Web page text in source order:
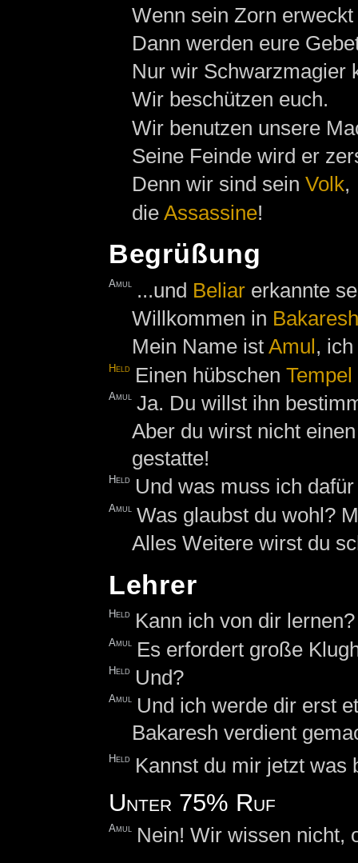
Wenn sein Zorn
Dann werden eure
Nur wir Schwarzmagier
Wir beschützen euch.
Wir benutzen unsere
Seine Feinde wird er
Denn wir sind sein Volk,
die Assassine!
Begrüßung
Amul ...und Beliar erkannte
Willkommen in Bakaresh
Mein Name ist Amul,
Held Einen hübschenTempel
Amul Ja. Du willst ihn
Aber du wirst nicht
gestatte!
Held Und was muss ich
Amul
Was glaubst du wohl?
Alles Weitere wirst du
Lehrer
Held Kann ich von dir lernen?
Amul Es erfordert große
Held Und?
Amul Und ich werde dir erst
Bakaresh verdient
Held Kannst du mir jetzt was
Unter 75% Ruf
Amul Nein! Wir wissen nicht,